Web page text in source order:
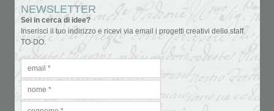
NEWSLETTER
Sei in cerca di idee?
Inserisci il tuo indirizzo e ricevi via email i progetti creativi dello staff
TO-DO.